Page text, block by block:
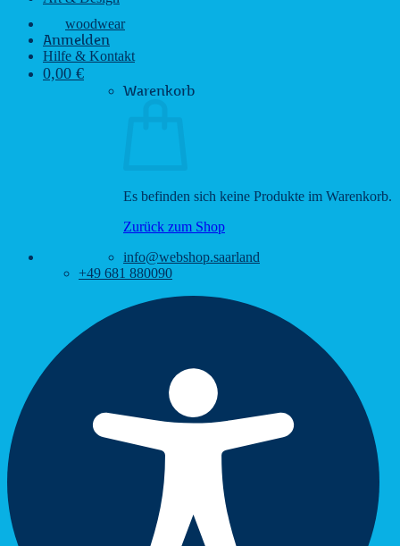
woodwear
Anmelden
Hilfe & Kontakt
0,00 €
Warenkorb
Es befinden sich keine Produkte im Warenkorb.
Zurück zum Shop
info@webshop.saarland
+49 681 880090